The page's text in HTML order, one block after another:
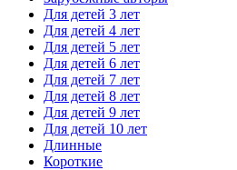
Для детей 3 лет
Для детей 4 лет
Для детей 5 лет
Для детей 6 лет
Для детей 7 лет
Для детей 8 лет
Для детей 9 лет
Для детей 10 лет
Длинные
Короткие